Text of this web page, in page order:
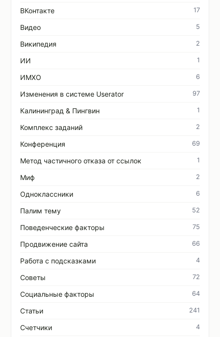
ВКонтакте 17
Видео 5
Википедия 2
ИИ 1
ИМХО 6
Изменения в системе Userator 97
Калининград & Пингвин 1
Комплекс заданий 2
Конференция 69
Метод частичного отказа от ссылок 1
Миф 2
Одноклассники 6
Палим тему 52
Поведенческие факторы 75
Продвижение сайта 66
Работа с подсказками 4
Советы 72
Социальные факторы 64
Статьи 241
Счетчики 4